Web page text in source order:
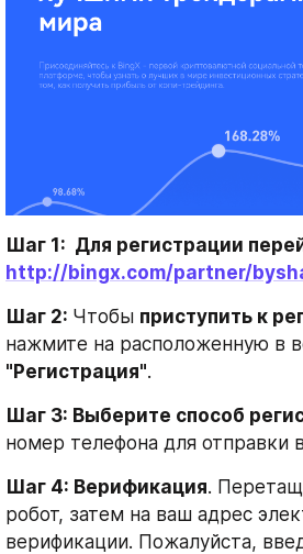
http://bingx.com/partner/
Шаг 2: Чтобы приступить к
"Регистрация".
Шаг 3: Выберите способ
номер телефона для отправки
Шаг 4: Верификация.
робот, затем на ваш адрес
верификации. Пожалуйста,